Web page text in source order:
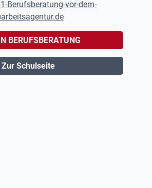
Berufsberatung-vor-dem-
BERUFSBERATUNG
Zur Schulseite